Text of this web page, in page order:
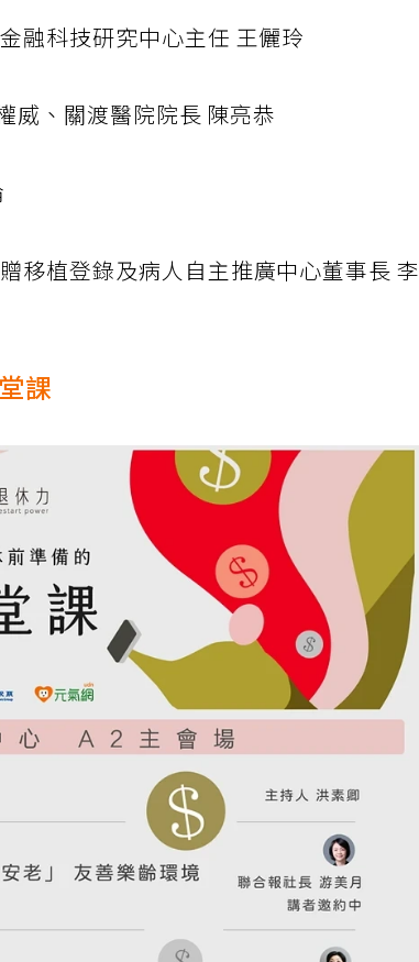
融科技研究中心主任 王儷玲
威、關渡醫院院長 陳亮恭
移植登錄及病人自主推廣中心董事長 李
課